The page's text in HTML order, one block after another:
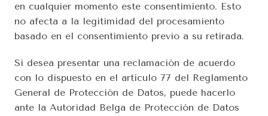
en cualquier momento este consentimiento. Esto
no afecta a la legitimidad del procesamiento
basado en el consentimiento previo a su retirada.
Si desea presentar una reclamación de acuerdo
con lo dispuesto en el artículo 77 del Reglamento
General de Protección de Datos, puede hacerlo
ante la Autoridad Belga de Protección de Datos